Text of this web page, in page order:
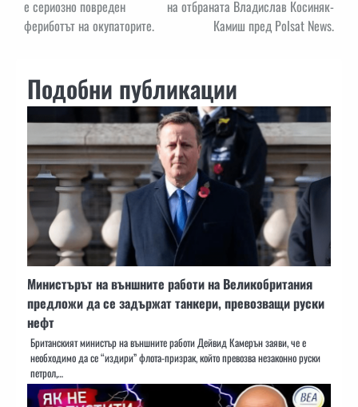
е сериозно повреден
фериботът на окупаторите.
на отбраната Владислав Косиняк-
Камиш пред Polsat News.
Подобни публикации
Министърът на външните работи на Великобритания
предложи да се задържат танкери, превозващи руски
нефт
Британският министър на външните работи Дейвид Камерън заяви, че е
необходимо да се “издири” флота-призрак, който превозва незаконно руски
петрол,…